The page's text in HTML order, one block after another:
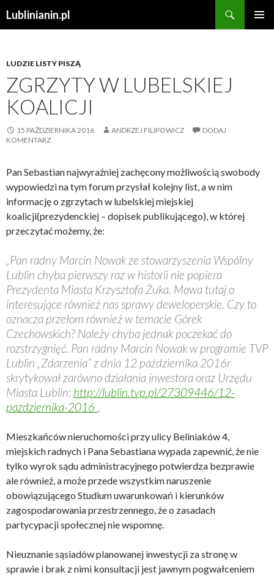
Lublinianin.pl
LUDZIE LISTY PISZĄ
ZGRZYTY W LUBELSKIEJ
KOALICJI
15 PAŹDZIERNIKA 2016 ANDRZEJ FILIPOWICZ
DODAJ
KOMENTARZ
Pan Sebastian najwyraźniej zachęcony możliwością swobody
wypowiedzi na tym forum przysłał kolejny list, a w nim
informację o zgrzytach w lubelskiej miejskiej
koalicji(prezydenckiej – dopisek publikującego), w której
przeczytać możemy, że:
„Pan radny Marcin Nowak ze stowarzyszenia Wspólny
Lublin chyba pierwszy raz w historii nie popiera
Prezydenta Miasta Krzysztofa Żuka. Mowa tutaj o
interesujące również nas sprawy deweloperskie. Czy to
oznacza przełom również w temacie Górek
Czechowskich? Należy chyba jednak poczekać do
rozstrzygnięć. Pan radny Marcin Nowak w programie TVP
Lublin „Zdarzenia” z dnia 12 października 2016r
skrytykował zarówno działania inwestora oraz Urzędu
Miasta Lublin: http://lublin.tvp.pl/27309446/12-
pazdziernika-2016 „
Mieszkańców nieruchomości przy ulicy Beliniaków 4,
miejskich radnych i Pana Sebastiana wypada zapewnić, że nie
tylko wyrok sądu administracyjnego potwierdza bezprawie
ale również, a może przede wszystkim naruszenie
obowiązującego Studium uwarunkowań i kierunków
zagospodarowania przestrzennego, że o zasadach
partycypacji społecznej nie wspomnę.
Nieuznanie sąsiadów planowanej inwestycji za stronę w
sprawie i brak z nimi konsultacji jest jawnym pogwałceniem